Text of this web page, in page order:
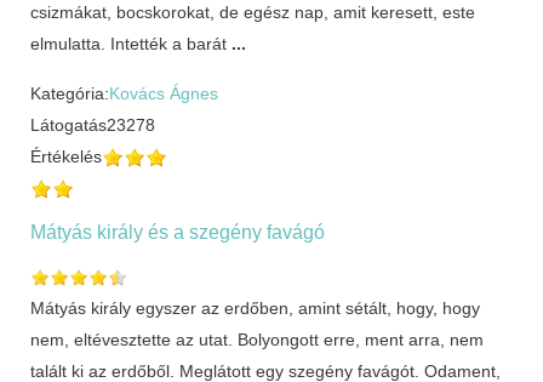
csizmákat, bocskorokat, de egész nap, amit keresett, este
elmulatta. Intették a barát ...
Kategória:Kovács Ágnes
Látogatás23278
Értékelés
Mátyás király és a szegény favágó
Mátyás király egyszer az erdőben, amint sétált, hogy, hogy
nem, eltévesztette az utat. Bolyongott erre, ment arra, nem
talált ki az erdőből. Meglátott egy szegény favágót. Odament,